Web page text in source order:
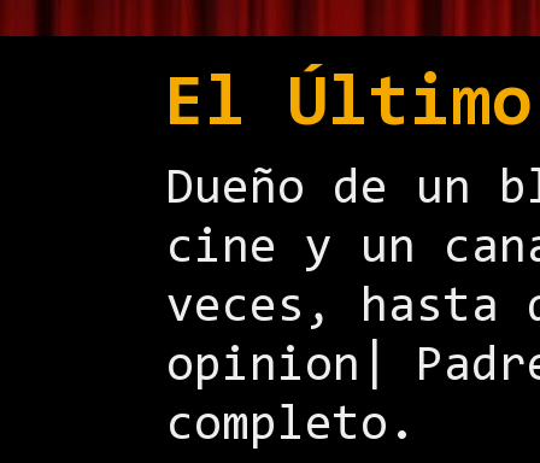
El
Dueño de un
cine y un
veces, hasta
opinion|
completo.